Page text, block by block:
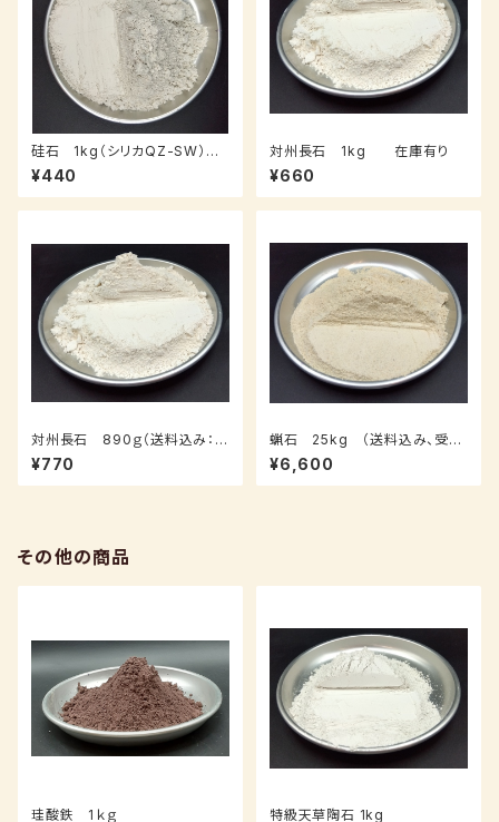
硅石 1kg（シリカQZ-SW）
在庫有り
¥440
対州長石 1kg 在庫有り
¥660
対州長石 890ｇ（送料込み：ク
ロネコパケット）在庫有り
¥770
蝋石 25kg （送料込み、受注
後１０日以内に発送）
¥6,600
その他の商品
珪酸鉄 1ｋｇ 特級天草陶石 1kg